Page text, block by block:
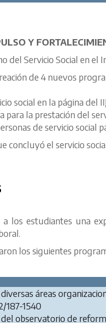
Y
del Servicio Social en el
de 4 nuevos
social en la página del
la prestación del
de servicio social
concluyó el servicio
los estudiantes una
los siguientes
áreas
187-1540
observatorio de